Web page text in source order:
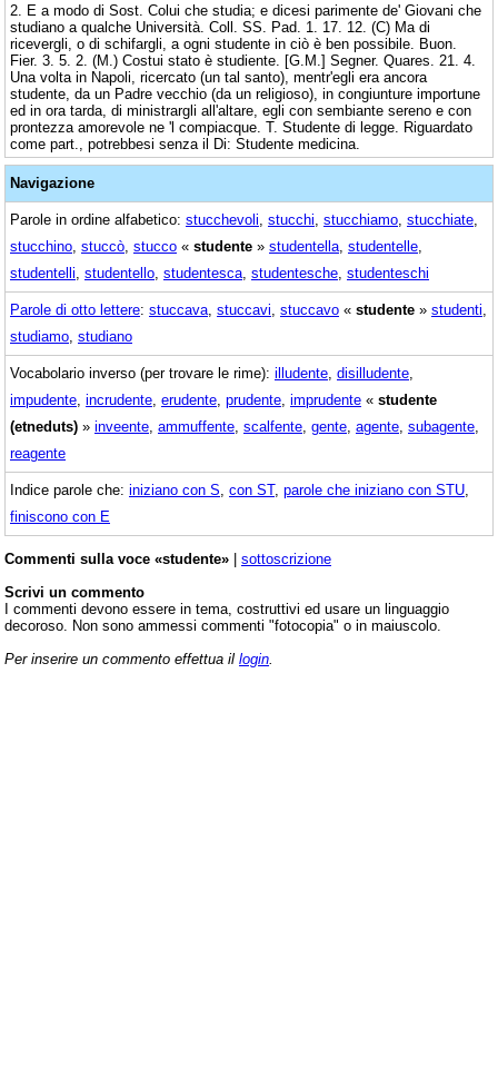
2. E a modo di Sost. Colui che studia; e dicesi parimente de' Giovani che
studiano a qualche Università. Coll. SS. Pad. 1. 17. 12. (C) Ma di
ricevergli, o di schifargli, a ogni studente in ciò è ben possibile. Buon.
Fier. 3. 5. 2. (M.) Costui stato è studiente. [G.M.] Segner. Quares. 21. 4.
Una volta in Napoli, ricercato (un tal santo), mentr'egli era ancora
studente, da un Padre vecchio (da un religioso), in congiunture importune
ed in ora tarda, di ministrargli all'altare, egli con sembiante sereno e con
prontezza amorevole ne 'l compiacque. T. Studente di legge. Riguardato
come part., potrebbesi senza il Di: Studente medicina.
Navigazione
Parole in ordine alfabetico: stucchevoli stucchi stucchiamo stucchiate
stucchino stuccò stucco « studente » studentella studentelle
studentelli studentello studentesca studentesche studenteschi
Parole di otto lettere: stuccava stuccavi stuccavo « studente » studenti
studiamo studiano
Vocabolario inverso (per trovare le rime): illudente disilludente
impudente incrudente erudente prudente imprudente « studente
(etneduts) » inveente ammuffente scalfente gente agente subagente
reagente
Indice parole che: iniziano con S con ST, parole che iniziano con STU
finiscono con E
Commenti sulla voce «studente» | sottoscrizione
Scrivi un commento
I commenti devono essere in tema, costruttivi ed usare un linguaggio
decoroso. Non sono ammessi commenti "fotocopia" o in maiuscolo.
Per inserire un commento effettua il login